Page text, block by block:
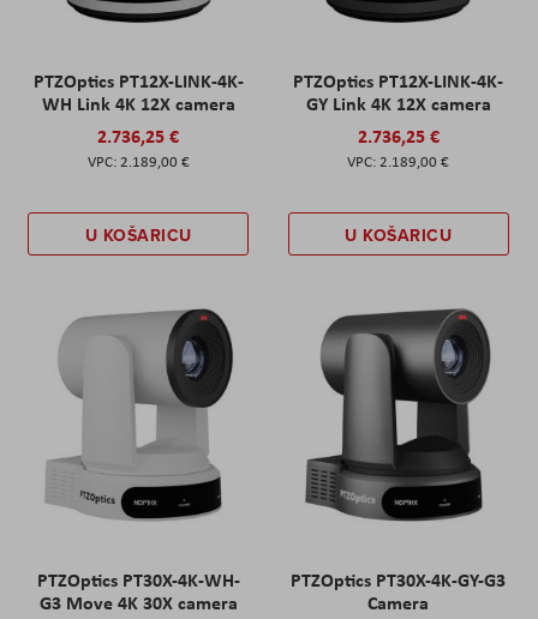
PTZOptics PT12X-LINK-4K-
WH Link 4K 12X camera
2.736,25 €
2.189,00 €
U KOŠARICU
PTZOptics PT12X-LINK-4K-
GY Link 4K 12X camera
2.736,25 €
2.189,00 €
U KOŠARICU
PTZOptics PT30X-4K-WH-
G3 Move 4K 30X camera
PTZOptics PT30X-4K-GY-G3
Camera